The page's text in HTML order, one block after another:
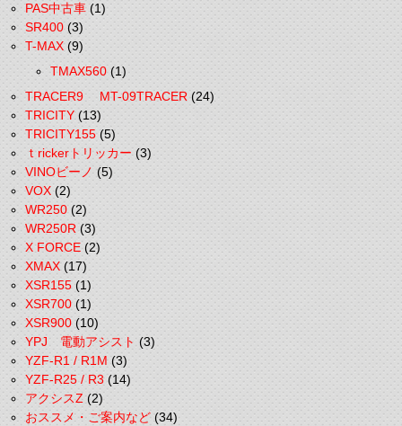
PAS中古車(1)
SR400(3)
T-MAX(9)
TMAX560(1)
TRACER9 MT-09TRACER(24)
TRICITY(13)
TRICITY155(5)
ｔrickerトリッカー(3)
VINOビーノ(5)
VOX(2)
WR250(2)
WR250R(3)
X FORCE(2)
XMAX(17)
XSR155(1)
XSR700(1)
XSR900(10)
YPJ 電動アシスト(3)
YZF-R1 / R1M(3)
YZF-R25 / R3(14)
アクシスZ(2)
おススメ・ご案内など(34)